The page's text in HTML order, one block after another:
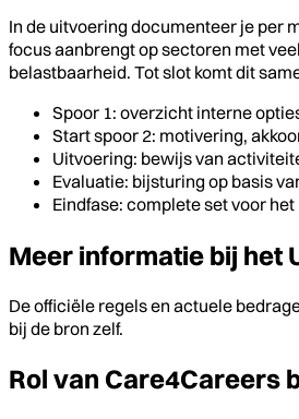
In de uitvoering documenteer je per
focus aanbrengt op sectoren met
belastbaarheid. Tot slot komt dit
Spoor 1: overzicht interne
Start spoor 2: motivering,
Uitvoering: bewijs van
Evaluatie: bijsturing op basis
Eindfase: complete set voor
Meer informatie bij het
De officiële regels en actuele
bij de bron zelf.
Rol van Care4Careers